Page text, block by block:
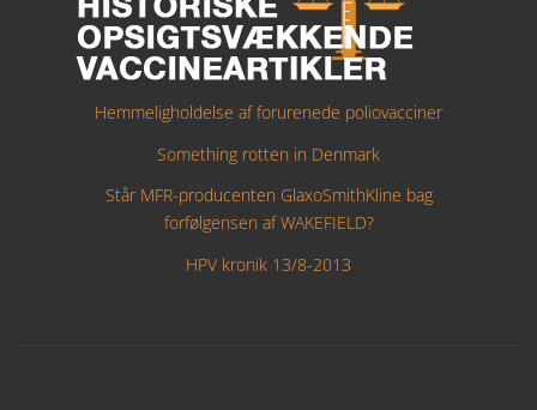
Hemmeligholdelse af forurenede poliovacciner
Something rotten in Denmark
Står MFR-producenten GlaxoSmithKline bag
forfølgensen af WAKEFIELD?
HPV kronik 13/8-2013